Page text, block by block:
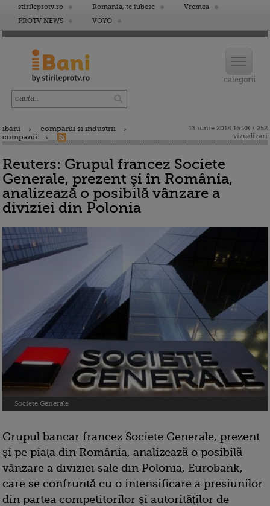
stirileprotv.ro Romania, te iubesc
Vremea
PROTV NEWS
VOYO
ibani
companii si industrii
companii
13 iunie 2018 16:28 / 252
vizualizari
Reuters: Grupul francez Societe
Generale, prezent şi în România,
analizează o posibilă vânzare a
diviziei din Polonia
Societe Generale
Grupul bancar francez Societe Generale, prezent
şi pe piaţa din România, analizează o posibilă
vânzare a diviziei sale din Polonia, Eurobank,
care se confruntă cu o intensificare a presiunilor
din partea competitorilor şi autorităţilor de